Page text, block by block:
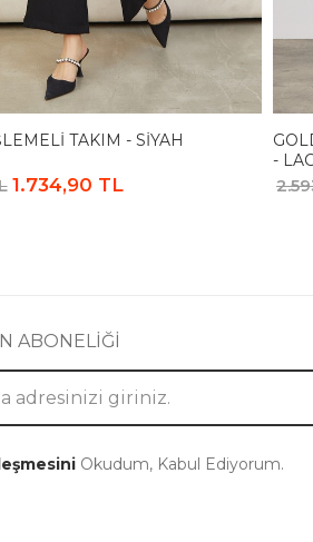
TAKIM - SIYAH
1.734,90 TL
-
ABONELİĞİ
Okudum, Kabul Ediyorum.